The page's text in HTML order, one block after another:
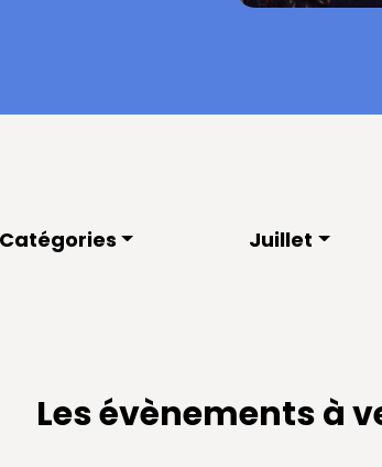
Catégories Juillet
Les évènements à